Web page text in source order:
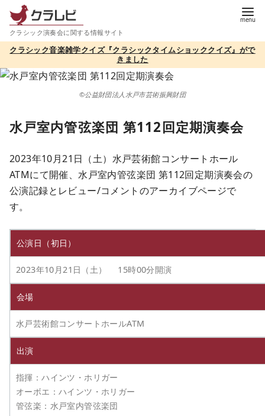
テ
ツ
クラシック演奏会に関する情報サイト
クラシック音楽雑学クイズ『クラシックタイムショッククイズ』がで
きました
©公益財団法人水戸市芸術振興財団
水戸室内管弦楽団 第112回定期演奏会
2023年10月21日（土）水戸芸術館コンサートホール
ATMにて開催、水戸室内管弦楽団 第112回定期演奏会の
公演記録とレビュー/コメントのアーカイブページで
す。
公演日（初日）
2023年10月21日（土） 15時00分開演
会場
水戸芸術館コンサートホールATM
出演
指揮：ハインツ・ホリガー
オーボエ：ハインツ・ホリガー
管弦楽：水戸室内管弦楽団